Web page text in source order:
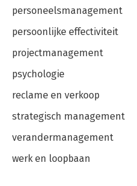
personeelsmanagement
persoonlijke effectiviteit
projectmanagement
psychologie
reclame en verkoop
strategisch management
verandermanagement
werk en loopbaan